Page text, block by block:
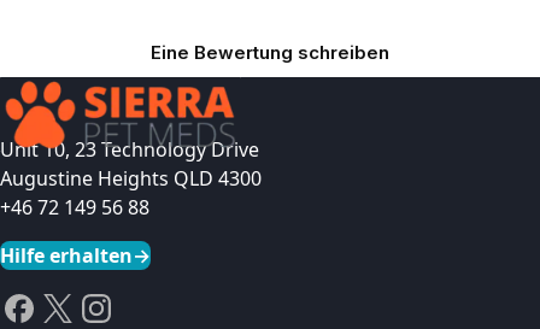
Eine Bewertung schreiben
Unit 10, 23 Technology Drive
Augustine Heights QLD 4300
+46 72 149 56 88
Hilfe erhalten→